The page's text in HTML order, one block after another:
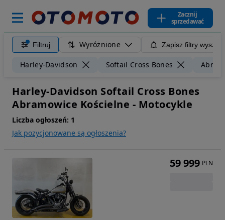
Zacznij
sprzedawać
Filtruj Wyróżnione Zapisz filtry
Harley-Davidson Softail Cross Bones
Harley-Davidson Softail Cross Bones
Abramowice Kościelne - Motocykle
Liczba ogłoszeń: 1
Jak pozycjonowane są ogłoszenia?
59 999 PLN